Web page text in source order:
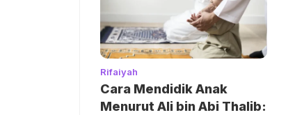
Rifaiyah
Cara Mendidik Anak
Menurut Ali bin Abi Thalib: